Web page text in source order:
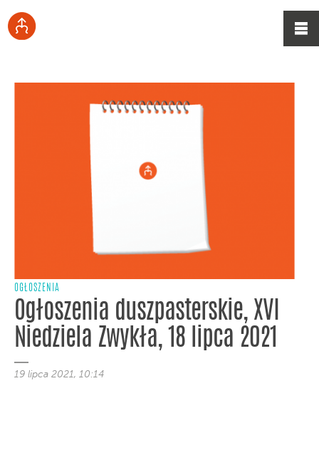
OGŁOSZENIA
Ogłoszenia duszpasterskie, XVI
Niedziela Zwykła, 18 lipca 2021
19 lipca 2021, 10:14